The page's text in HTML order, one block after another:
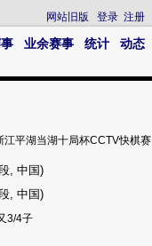
网站旧版 登录 注册
业余赛事 统计 动态
江平湖当湖十局杯CCTV快棋赛
, 中国)
, 中国)
3/4子